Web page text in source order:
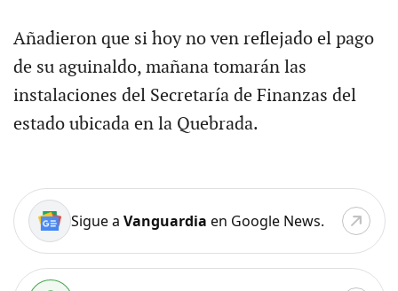
Añadieron que si hoy no ven reflejado el pago
de su aguinaldo, mañana tomarán las
instalaciones del Secretaría de Finanzas del
estado ubicada en la Quebrada.
Sigue a Vanguardia en Google News.